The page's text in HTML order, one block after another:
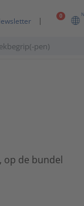
0
op de bundel